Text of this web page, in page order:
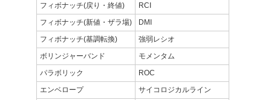
フィボナッチ(戻り・終値)
RCI
フィボナッチ(新値・ザラ場)
DMI
フィボナッチ(基調転換)
強弱レシオ
ボリンジャーバンド
モメンタム
パラボリック
ROC
エンベロープ
サイコロジカルライン